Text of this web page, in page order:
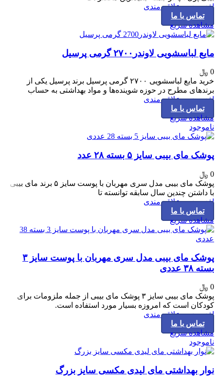
افزودن به علاقه مندی
تماس با ما
مشاهده سریع
مایع لباسشویی لاوندر۲۷۰۰ گرمی پرسیل
0 ﷼
خرید مایع لباسشویی ۲۷۰۰ گرمی پرسیل برند پرسیل یکی از
برندهای مطرح در حوزه شوینده‌ها و مواد بهداشتی به حساب
افزودن به علاقه مندی
تماس با ما
مشاهده سریع
ناموجود
پوشک مای بیبی سایز ۵ بسته ۲۸ عدد
0 ﷼
پوشک مای بیبی مدل سری مهربان با پوست سایز ۵ برند مای بیبی
با داشتن چندین سال سابقه توانسته تا
افزودن به علاقه مندی
تماس با ما
مشاهده سریع
پوشک مای بیبی مدل سری مهربان با پوست سایز ۳
بسته ۳۸ عددی
0 ﷼
پوشک مای بیبی سایز ۳ پوشک مای بیبی از جمله ملزومات برای
کودکان است که امروزه بسیار مورد استفاده است.
افزودن به علاقه مندی
تماس با ما
مشاهده سریع
ناموجود
نوار بهداشتی مای‌ لیدی مکسی سایز بزرگ